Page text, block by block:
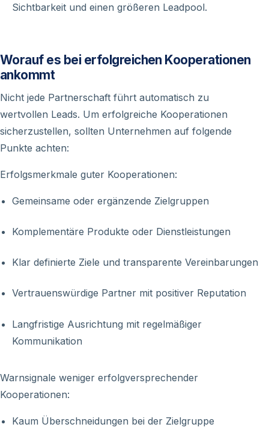
Sichtbarkeit und einen größeren Leadpool.
Worauf es bei erfolgreichen Kooperationen
ankommt
Nicht jede Partnerschaft führt automatisch zu
wertvollen Leads. Um erfolgreiche Kooperationen
sicherzustellen, sollten Unternehmen auf folgende
Punkte achten:
Erfolgsmerkmale guter Kooperationen:
Gemeinsame oder ergänzende Zielgruppen
Komplementäre Produkte oder Dienstleistungen
Klar definierte Ziele und transparente Vereinbarungen
Vertrauenswürdige Partner mit positiver Reputation
Langfristige Ausrichtung mit regelmäßiger
Kommunikation
Warnsignale weniger erfolgversprechender
Kooperationen:
Kaum Überschneidungen bei der Zielgruppe